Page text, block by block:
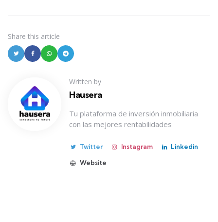
Share this article
Written by
Hausera
Tu plataforma de inversión inmobiliaria
con las mejores rentabilidades
Twitter Instagram Linkedin
Website